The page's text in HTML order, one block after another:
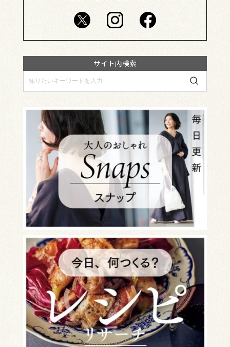
サイト内検索